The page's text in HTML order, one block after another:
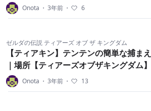
Onota ・ 3年前 ・ 6
ゼルダの伝説 ティアーズ オブ ザ キングダム
【ティアキン】テンテンの簡単な捕ま
｜場所【ティアーズオブザキングダム】
Onota ・ 3年前 ・ 13